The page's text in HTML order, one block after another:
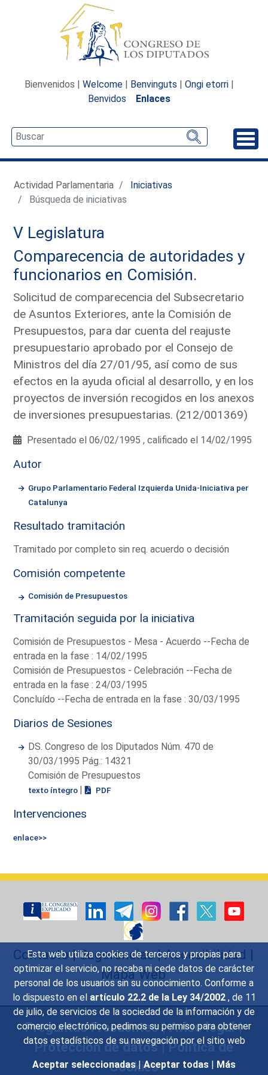
Esta web utiliza cookies de terceros y propias para
optimizar el servicio, no recaba ni cede datos de carácter
personal de los usuarios sin su conocimiento. Conforme a
lo dispuesto en el artículo 22.2 de la Ley 34/2002 , de 11
de julio, de servicios de la sociedad de la información y de
comercio electrónico, pedimos su permiso para obtener
datos estadísticos de su navegación por el sitio web
Aceptar seleccionadas | Aceptar todas | Más
Bienvenidos | Welcome | Benvinguts | Ongi etorri |
Benvidos
Enlaces
Actividad Parlamentaria
Iniciativas
Búsqueda de iniciativas
V Legislatura
Comparecencia de autoridades y
funcionarios en Comisión.
Solicitud de comparecencia del Subsecretario
de Asuntos Exteriores, ante la Comisión de
Presupuestos, para dar cuenta del reajuste
presupuestario aprobado por el Consejo de
Ministros del día 27/01/95, así como de sus
efectos en la ayuda oficial al desarrollo, y en los
proyectos de inversión recogidos en los anexos
de inversiones presupuestarias. (212/001369)
Presentado el 06/02/1995 , calificado el 14/02/1995
Autor
Grupo Parlamentario Federal Izquierda Unida-Iniciativa per
Catalunya
Resultado tramitación
Tramitado por completo sin req. acuerdo o decisión
Comisión competente
Comisión de Presupuestos
Tramitación seguida por la iniciativa
Comisión de Presupuestos - Mesa - Acuerdo --Fecha de
entrada en la fase : 14/02/1995
Comisión de Presupuestos - Celebración --Fecha de
entrada en la fase : 24/03/1995
Concluído --Fecha de entrada en la fase : 30/03/1995
Diarios de Sesiones
DS. Congreso de los Diputados Núm. 470 de
30/03/1995 Pág.: 14321
Comisión de Presupuestos
texto íntegro | PDF
Intervenciones
enlace>>
Contacto|Sugerencias|Accesibilidad |
Mapa Web
Preguntas Frecuentes|Aviso legal|
Protección de datos|Política de
Cookies